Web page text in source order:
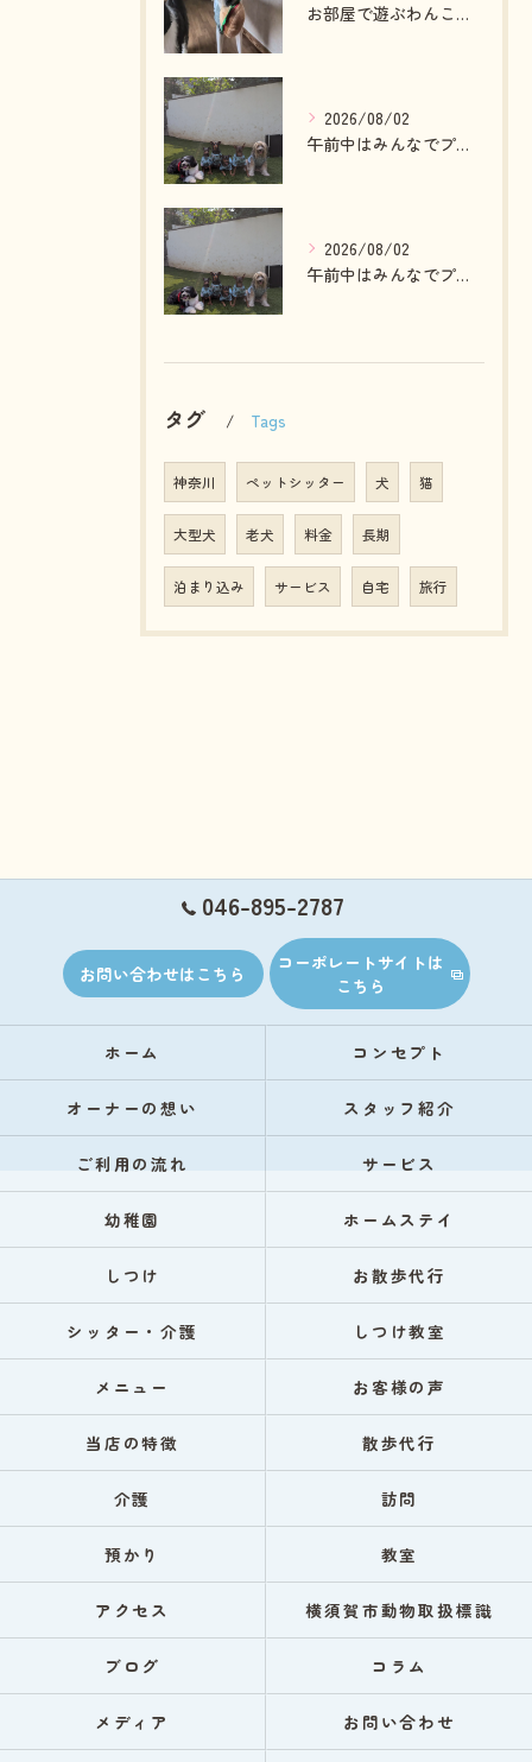
お部屋で遊ぶわんこさん💓
2026/08/02
午前中はみんなでプール入ったりランで走って遊ぶわんこさん💓
2026/08/02
午前中はみんなでプール入ったりランで走って遊ぶわんこさん💓
タグ Tags
神奈川 ペットシッター 犬 猫
大型犬 老犬 料金 長期
泊まり込み サービス 自宅 旅行
046-895-2787
お問い合わせはこちら
コーポレートサイトは
こちら
ホーム コンセプト
オーナーの想い スタッフ紹介
ご利用の流れ サービス
幼稚園 ホームステイ
しつけ お散歩代行
シッター・介護 しつけ教室
メニュー お客様の声
当店の特徴 散歩代行
介護 訪問
預かり 教室
アクセス 横須賀市動物取扱標識
ブログ コラム
メディア お問い合わせ